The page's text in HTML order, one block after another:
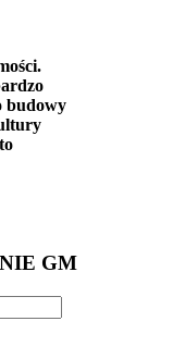
budowy
GM